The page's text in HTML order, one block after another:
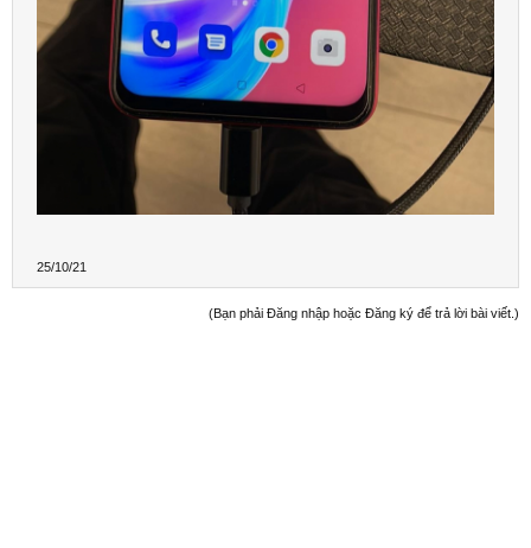
25/10/21
(Bạn phải Đăng nhập hoặc Đăng ký để trả lời bài viết.)